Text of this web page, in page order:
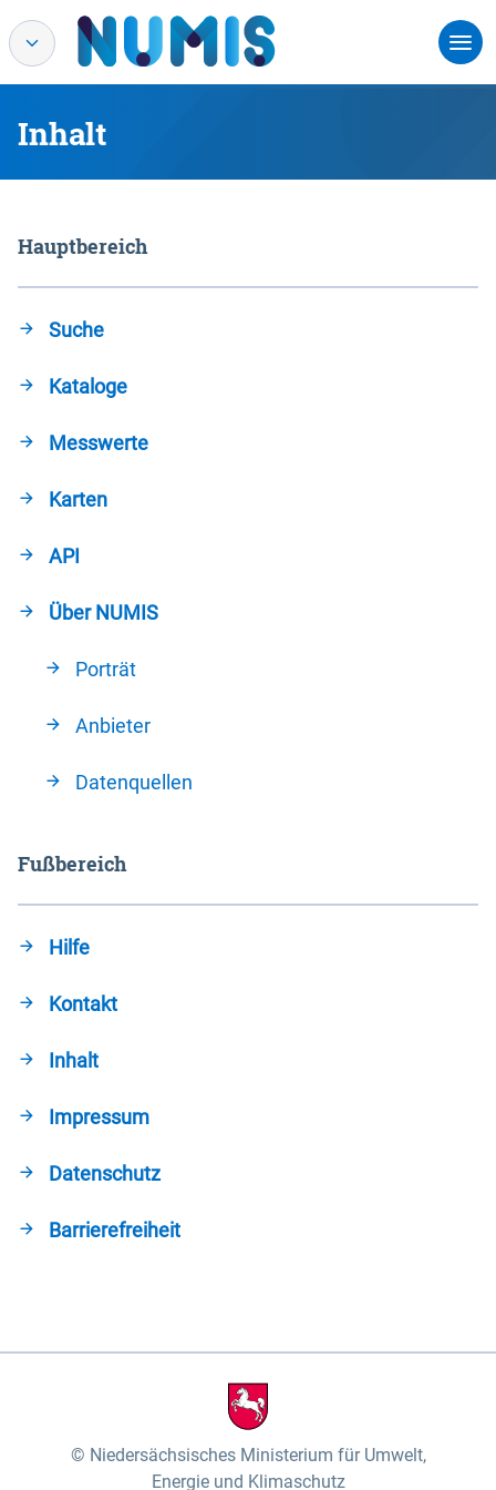
Inhalt
Hauptbereich
Suche
Kataloge
Messwerte
Karten
API
Über NUMIS
Porträt
Anbieter
Datenquellen
Fußbereich
Hilfe
Kontakt
Inhalt
Impressum
Datenschutz
Barrierefreiheit
Niedersächsisches Ministerium für Umwelt,
Energie und Klimaschutz